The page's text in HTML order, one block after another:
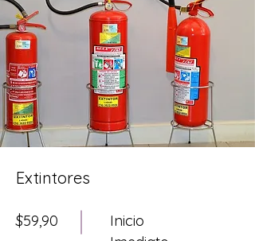
Extintores
$59,90
Inicio